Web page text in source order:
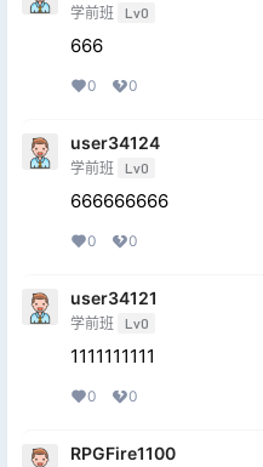
学前班 Lv0
666
0 0
user34124
学前班 Lv0
666666666
0 0
user34121
学前班 Lv0
1111111111
0 0
RPGFire1100